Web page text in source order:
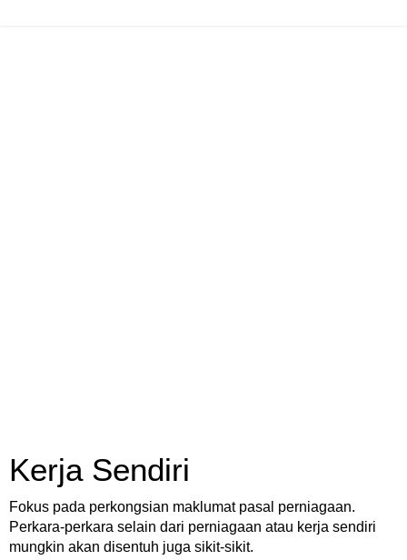
Kerja Sendiri
Fokus pada perkongsian maklumat pasal perniagaan.
Perkara-perkara selain dari perniagaan atau kerja sendiri
mungkin akan disentuh juga sikit-sikit.